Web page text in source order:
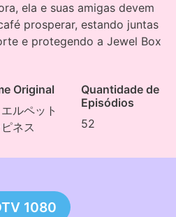
ela e suas amigas devem
prosperar, estando juntas
e protegendo a Jewel Box
Original
ルペット
ネス
Quantidade de
Episódios
52
1080